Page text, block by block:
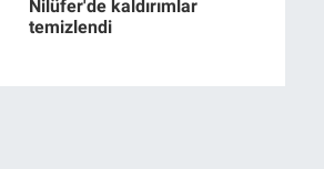
Nilüfer'de kaldırımlar
temizlendi